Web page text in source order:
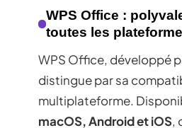
WPS Office :
toutes les
WPS Office, développé
distingue par sa
multiplateforme.
macOS, Android et iOS,